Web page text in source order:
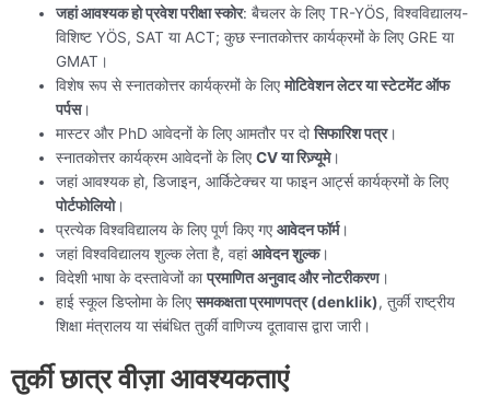
जहां आवश्यक हो प्रवेश परीक्षा स्कोर: बैचलर के लिए TR-YÖS, विश्वविद्यालय-
विशिष्ट YÖS, SAT या ACT; कुछ स्नातकोत्तर कार्यक्रमों के लिए GRE या
GMAT।
विशेष रूप से स्नातकोत्तर कार्यक्रमों के लिएमोटिवेशन लेटर या स्टेटमेंट ऑफ
पर्पस।
मास्टर और PhD आवेदनों के लिए आमतौर पर दोसिफारिश पत्र।
स्नातकोत्तर कार्यक्रम आवेदनों के लिएCV या रिज़्यूमे।
जहां आवश्यक हो, डिजाइन, आर्किटेक्चर या फाइन आर्ट्स कार्यक्रमों के लिए
पोर्टफोलियो।
प्रत्येक विश्वविद्यालय के लिए पूर्ण किए गएआवेदन फॉर्म।
जहां विश्वविद्यालय शुल्क लेता है, वहांआवेदन शुल्क।
विदेशी भाषा के दस्तावेजों काप्रमाणित अनुवाद और नोटरीकरण।
हाई स्कूल डिप्लोमा के लिएसमकक्षता प्रमाणपत्र (denklik), तुर्की राष्ट्रीय
शिक्षा मंत्रालय या संबंधित तुर्की वाणिज्य दूतावास द्वारा जारी।
तुर्की छात्र वीज़ा आवश्यकताएं